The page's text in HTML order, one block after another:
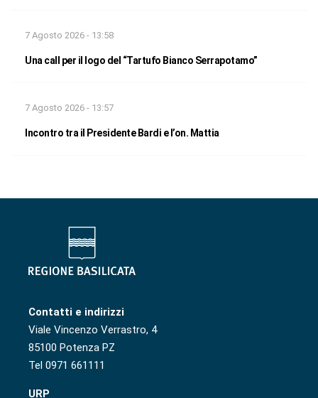
7 Agosto 2026 - 13:58
Una call per il logo del “Tartufo Bianco Serrapotamo”
7 Agosto 2026 - 13:57
Incontro tra il Presidente Bardi e l’on. Mattia
Contatti e indirizzi
Viale Vincenzo Verrastro, 4
85100 Potenza PZ
Tel 0971 661111
URP